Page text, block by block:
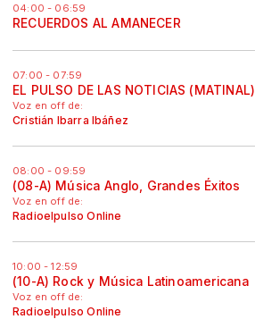
04:00 - 06:59
RECUERDOS AL AMANECER
07:00 - 07:59
EL PULSO DE LAS NOTICIAS (MATINAL)
Voz en off de:
Cristián Ibarra Ibáñez
08:00 - 09:59
(08-A) Música Anglo, Grandes Éxitos
Voz en off de:
Radioelpulso Online
10:00 - 12:59
(10-A) Rock y Música Latinoamericana
Voz en off de:
Radioelpulso Online